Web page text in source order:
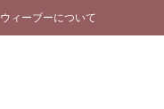
ウィーブーについて